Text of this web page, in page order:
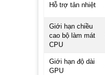
Hỗ trợ tản nhiệt
Giới hạn chiều
cao bộ làm mát
CPU
Giới hạn độ dài
GPU